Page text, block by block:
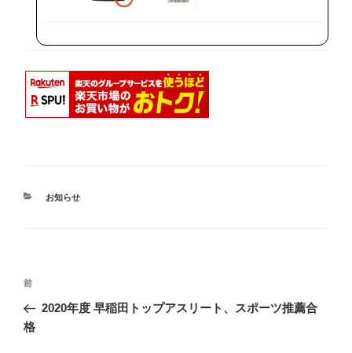
カ
お知らせ
投
ナ
前
の
投
前
2020年度 早稲田トップアスリート、スポーツ推薦合
格